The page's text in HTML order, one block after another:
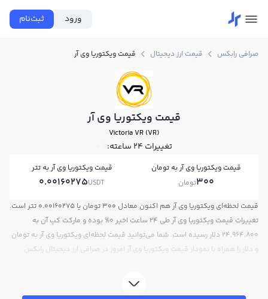
ورود ثبت‌نام
صرافی رابکس قیمت ارز دیجیتال قیمت ویکتوریا وی آر
قیمت ویکتوریا وی آر
Victoria VR (VR)
تغییرات ۲۴ ساعته: 0%
قیمت ویکتوریا وی آر به تومان
300تومان
قیمت ویکتوریا وی آر به تتر
0.00160275USDT
قیمت لحظه‌ای ویکتوریا وی آر هم اکنون معادل 300 تومان یا 0.00160275 تتر است.
تغییرات قیمت ویکتوریا وی آر طی 24 ساعت اخیر 0% بوده و مارکت کپ آن به
24,964,800 دلار رسیده است. شما می‌توانید قیمت لحظه‌ای ویکتوریا وی آر به تومان
و دلار را همراه با نمودار قیمت ویکتوریا وی آر امروز در صرافی ارز دیجیتال رابکس